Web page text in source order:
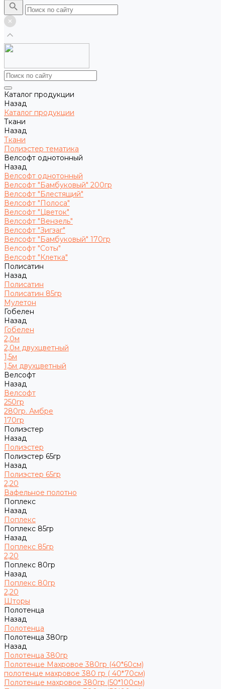
Каталог продукции
Назад
Каталог продукции
Ткани
Назад
Ткани
Полиэстер тематика
Велсофт однотонный
Назад
Велсофт однотонный
Велсофт "Бамбуковый" 200гр
Велсофт "Блестящий"
Велсофт "Полоса"
Велсофт "Цветок"
Велсофт "Вензель"
Велсофт "Зигзаг"
Велсофт "Бамбуковый" 170гр
Велсофт "Соты"
Велсофт "Клетка"
Полисатин
Назад
Полисатин
Полисатин 85гр
Мулетон
Гобелен
Назад
Гобелен
2,0м
2,0м двухцветный
1,5м
1,5м двухцветный
Велсофт
Назад
Велсофт
250гр
280гр. Амбре
170гр
Полиэстер
Назад
Полиэстер
Полиэстер 65гр
Назад
Полиэстер 65гр
2,20
Вафельное полотно
Поплекс
Назад
Поплекс
Поплекс 85гр
Назад
Поплекс 85гр
2,20
Поплекс 80гр
Назад
Поплекс 80гр
2,20
Шторы
Полотенца
Назад
Полотенца
Полотенца 380гр
Назад
Полотенца 380гр
Полотенце Махровое 380гр (40*60см)
полотенце махровое 380 гр ( 40*70см)
Полотенце махровое 380гр (50*100см)